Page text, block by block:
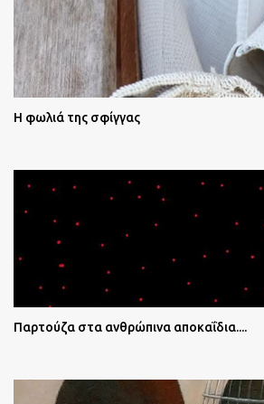
Η φωλιά της σφίγγας
Παρτούζα στα ανθρώπινα αποκαΐδια....